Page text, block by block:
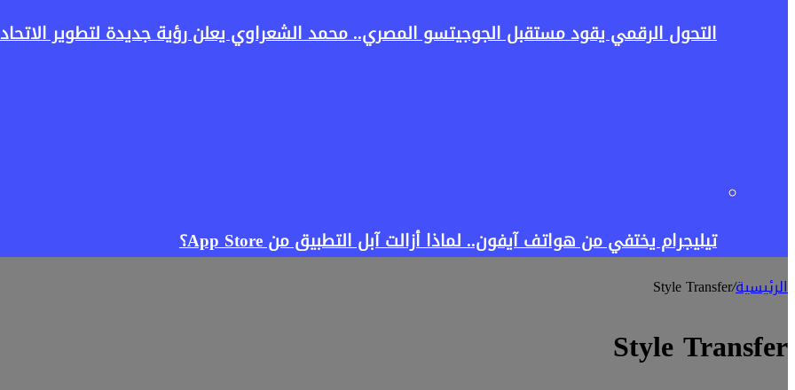
التحول الرقمي يقود مستقبل الجوجيتسو المصري.. محمد الشعراوي يعلن رؤية جديدة لتطوير
تيليجرام يختفي من هواتف آيفون.. لماذا أزالت آبل التطبيق من App Store؟
الرئيسية/
Style Transfer
Style Transfer